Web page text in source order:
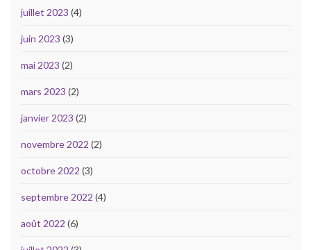
juillet 2023 (4)
juin 2023 (3)
mai 2023 (2)
mars 2023 (2)
janvier 2023 (2)
novembre 2022 (2)
octobre 2022 (3)
septembre 2022 (4)
août 2022 (6)